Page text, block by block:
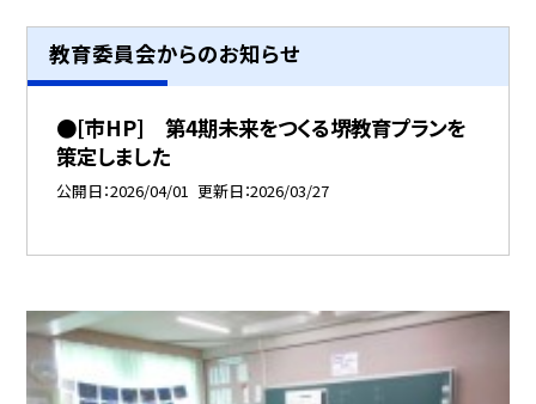
教育委員会からのお知らせ
●[市HP] 第4期未来をつくる堺教育プランを
策定しました
公開日 2026/04/01 更新日 2026/03/27